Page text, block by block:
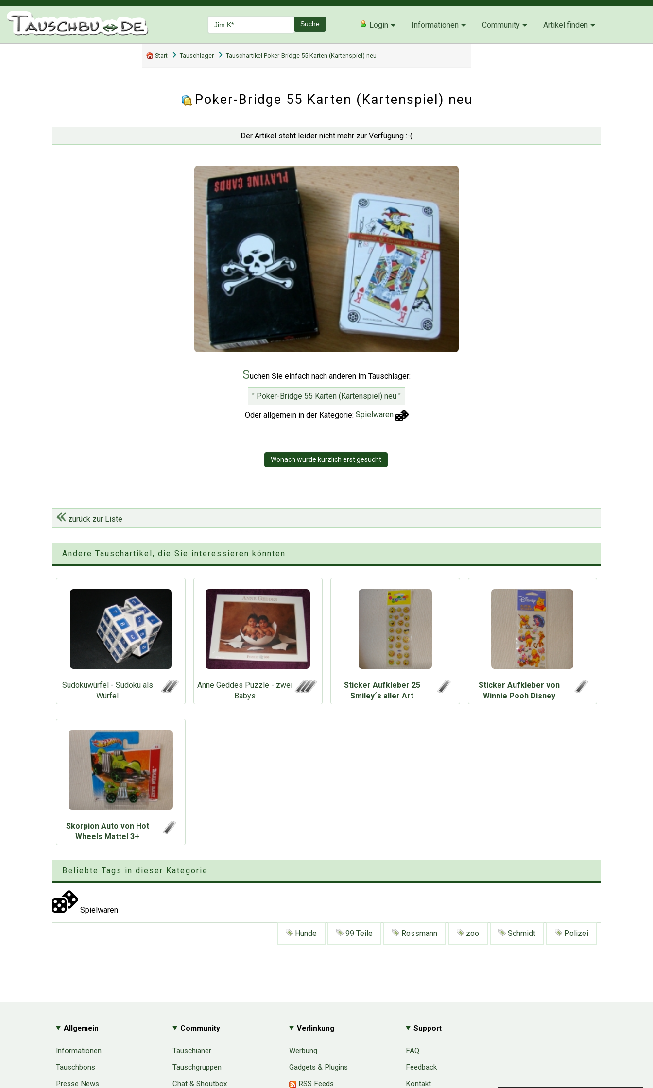
Suche Login Informationen Community Artikel finden
Start Tauschlager Tauschartikel Poker-Bridge 55 Karten (Kartenspiel) neu
Poker-Bridge 55 Karten (Kartenspiel) neu
Der Artikel steht leider nicht mehr zur Verfügung :-(
Suchen Sie einfach nach anderen im Tauschlager:
" Poker-Bridge 55 Karten (Kartenspiel) neu "
Oder allgemein in der Kategorie: Spielwaren
Wonach wurde kürzlich erst gesucht
zurück zur Liste
Andere Tauschartikel, die Sie interessieren könnten
Sudokuwürfel - Sudoku als
Würfel
Anne Geddes Puzzle - zwei
Babys
Sticker Aufkleber 25
Smiley´s aller Art
Sticker Aufkleber von
Winnie Pooh Disney
Skorpion Auto von Hot
Wheels Mattel 3+
Beliebte Tags in dieser Kategorie
Spielwaren
Hunde 99 Teile Rossmann zoo Schmidt Polizei
Allgemein
Informationen
Tauschbons
Presse News
Community
Tauschianer
Tauschgruppen
Chat & Shoutbox
Verlinkung
Werbung
Gadgets & Plugins
RSS Feeds
Support
FAQ
Feedback
Kontakt